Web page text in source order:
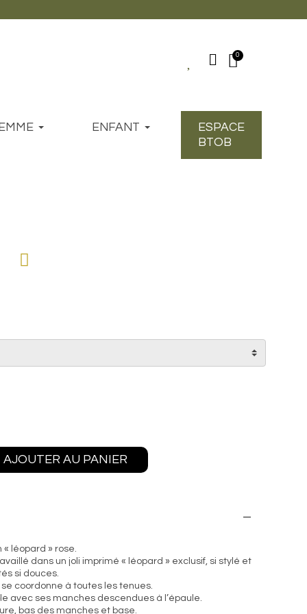
ENFANT
ESPACE
BTOB
AJOUTER AU PANIER
léopard » rose.
dans un joli imprimé « léopard » exclusif, si stylé et
si douces.
coordonne à toutes les tenues.
avec ses manches descendues à l’épaule.
bas des manches et base.